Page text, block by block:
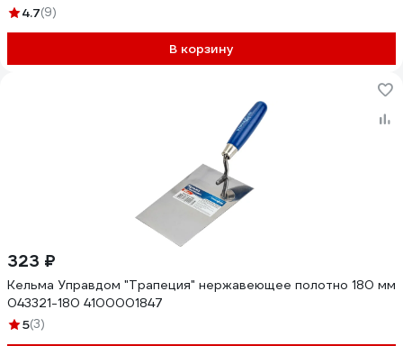
4.7(9)
В корзину
323 ₽
Кельма Управдом "Трапеция" нержавеющее полотно 180 мм
043321-180 4100001847
5(3)